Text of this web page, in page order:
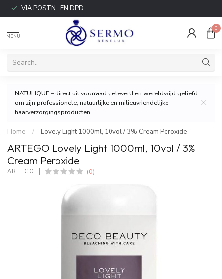
VIA POSTNL EN DPD
MENU
0
NATULIQUE – direct uit voorraad geleverd en wereldwijd geliefd
om zijn professionele, natuurlijke en milieuvriendelijke
haarverzorgingsproducten.
Home / Lovely Light 1000ml, 10vol / 3% Cream Peroxide
ARTEGO Lovely Light 1000ml, 10vol / 3%
Cream Peroxide
ARTEGO (0)